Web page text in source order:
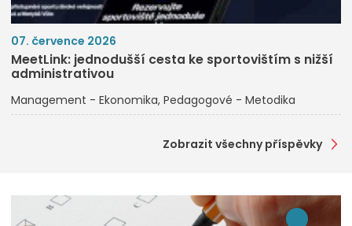
07. července 2026
MeetLink: jednodušší cesta ke sportovištím s nižší
administrativou
Management - Ekonomika Pedagogové - Metodika
Zobrazit všechny příspěvky